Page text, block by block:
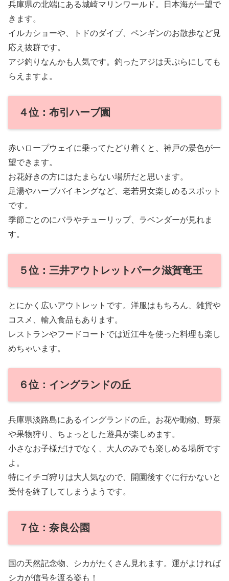
兵庫県の北端にある城崎マリンワールド。日本海が一望で
きます。
イルカショーや、トドのダイブ、ペンギンのお散歩など見
応え抜群です。
アジ釣りなんかも人気です。釣ったアジは天ぷらにしても
らえますよ。
４位：布引ハーブ園
赤いロープウェイに乗ってたどり着くと、神戸の景色が一
望できます。
お花好きの方にはたまらない場所だと思います。
足湯やハーブバイキングなど、老若男女楽しめるスポット
です。
季節ごとのにバラやチューリップ、ラベンダーが見れま
す。
５位：三井アウトレットパーク滋賀竜王
とにかく広いアウトレットです。洋服はもちろん、雑貨や
コスメ、輸入食品もあります。
レストランやフードコートでは近江牛を使った料理も楽し
めちゃいます。
６位：イングランドの丘
兵庫県淡路島にあるイングランドの丘。お花や動物、野菜
や果物狩り、ちょっとした遊具が楽しめます。
小さなお子様だけでなく、大人のみでも楽しめる場所です
よ。
特にイチゴ狩りは大人気なので、開園後すぐに行かないと
受付を終了してしまうようです。
７位：奈良公園
国の天然記念物、シカがたくさん見れます。運がよければ
シカが信号を渡る姿も！